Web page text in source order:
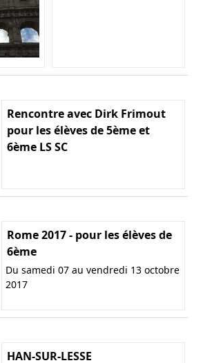
Rencontre avec Dirk Frimout
pour les élèves de 5ème et
6ème LS SC
Rome 2017 - pour les élèves de
6ème
Du samedi 07 au vendredi 13 octobre
2017
HAN-SUR-LESSE